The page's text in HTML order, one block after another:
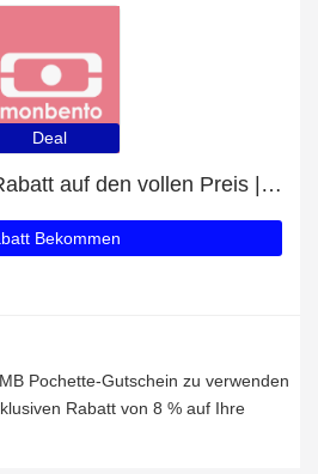
Deal
Erhalten Sie 32% Rabatt auf den vollen Preis | 5% Rabatt auf MB Pochette
Bekommen
Pochette-Gutschein zu verwenden
Rabatt von 8 % auf Ihre